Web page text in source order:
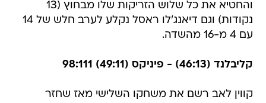
והחטיא את כל שלוש הזריקות שלו מבחוץ (13
נקודות) וגם דיאנג'לו ראסל נקלע לערב חלש של 14
עם 4 מ-16 מהשדה.
קליבלנד (46:13) - פיניקס (49:11) 98:111
קווין לאב רשם את משחקו השלישי מאז שחזר